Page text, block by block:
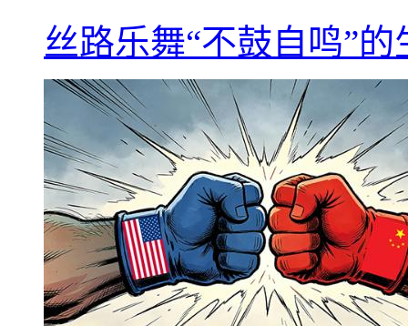
丝路乐舞“不鼓自鸣”